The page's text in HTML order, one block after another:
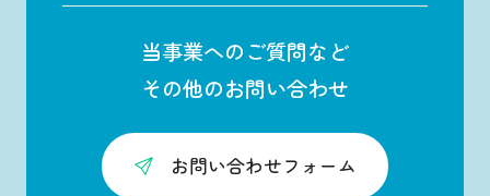
当事業へのご質問など
その他のお問い合わせ
お問い合わせフォーム